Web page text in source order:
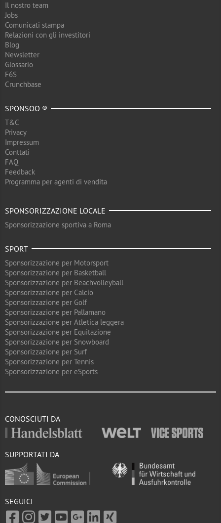
Il nostro team
Jobs
Comunicati stampa
Relazioni con gli investitori
Blog
Newsletter
Glossario
F6S
Crunchbase
SPONSOO ®
T&C
Privacy
Impressum
Conttati
FAQ
Feedback
Programma per agenti di vendita
SPONSORIZZAZIONE LOCALE
Sponsorizzazione sportiva a Roma
SPORT
Sponsorizzazione per Motorsport
Sponsorizzazione per Basketball
Sponsorizzazione per Beachvolleyball
Sponsorizzazione per Calcio
Sponsorizzazione per Golf
Sponsorizzazione per Pallamano
Sponsorizzazione per Atletica leggera
Sponsorizzazione per Equitazione
Sponsorizzazione per Snowboard
Sponsorizzazione per Surf
Sponsorizzazione per Tennis
Sponsorizzazione per eSports
CONOSCIUTI DA
SUPPORTATI DA
SEGUICI